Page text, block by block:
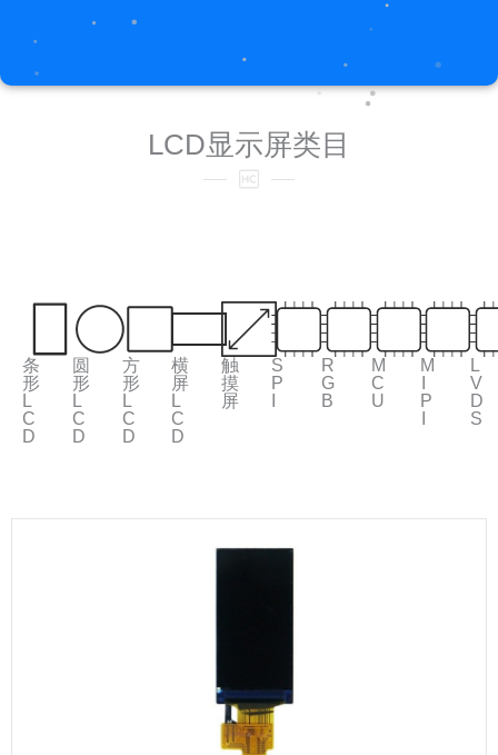
LCD显示屏类目
条
形
L
C
D
圆
形
L
C
D
方
形
L
C
D
横
屏
L
C
D
触
摸
屏
S
P
R
G
B
M
C
U
M
P
L
V
D
S